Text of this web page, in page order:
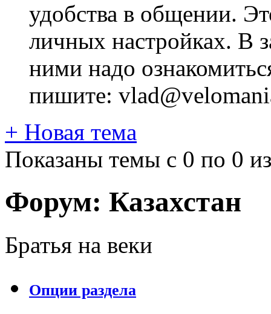
удобства в общении.
личных настройках. В
ними надо
пишите:
+ Новая тема
Показаны темы с 0 по 0
Форум: Казахстан
Братья на веки
Опции раздела